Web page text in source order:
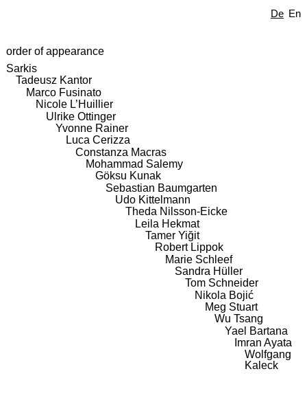
De En
order of appearance
Sarkis
Tadeusz Kantor
Marco Fusinato
Nicole L’Huillier
Ulrike Ottinger
Yvonne Rainer
Luca Cerizza
Constanza Macras
Mohammad Salemy
Göksu Kunak
Sebastian Baumgarten
Udo Kittelmann
Theda Nilsson-Eicke
Leila Hekmat
Tamer Yiğit
Robert Lippok
Marie Schleef
Sandra Hüller
Tom Schneider
Nikola Bojić
Meg Stuart
Wu Tsang
Yael Bartana
Imran Ayata
Wolfgang
Kaleck